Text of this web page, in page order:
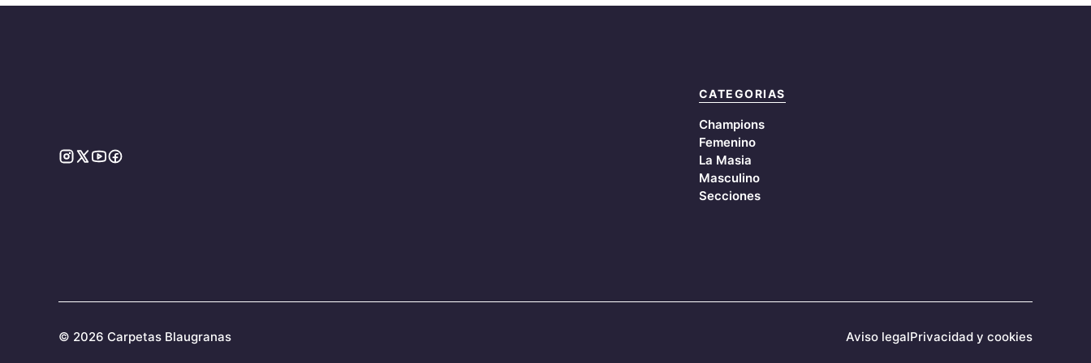
CATEGORIAS
Champions
Femenino
La Masia
Masculino
Secciones
© 2026 Carpetas Blaugranas Aviso legalPrivacidad y cookies